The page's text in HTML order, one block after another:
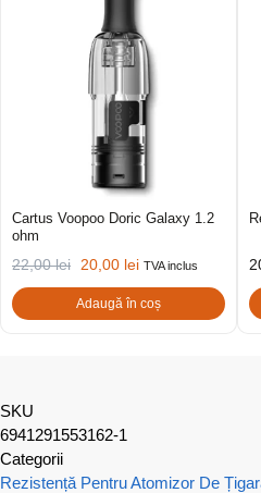
Cartus Voopoo Doric Galaxy 1.2
ohm
22,00lei 20,00 lei TVA inclus
Adaugă în coș
SKU
6941291553162-1
Categorii
Rezistență Pentru Atomizor De